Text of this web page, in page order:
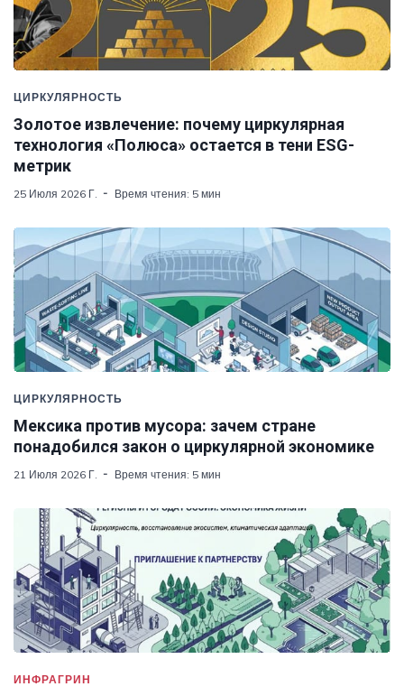
ЦИРКУЛЯРНОСТЬ
Золотое извлечение: почему циркулярная
технология «Полюса» остается в тени ESG-
метрик
25 Июля 2026 Г. Время чтения: 5 мин
ЦИРКУЛЯРНОСТЬ
Мексика против мусора: зачем стране
понадобился закон о циркулярной экономике
21 Июля 2026 Г. Время чтения: 5 мин
ИНФРАГРИН